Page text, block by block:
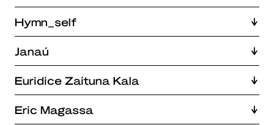
Hymn_self
Janaú
Euridice Zaituna Kala
Eric Magassa